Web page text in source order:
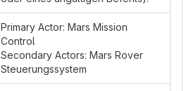
Primary Actor: Mars Mission
Control
Secondary Actors: Mars Rover
Steuerungssystem